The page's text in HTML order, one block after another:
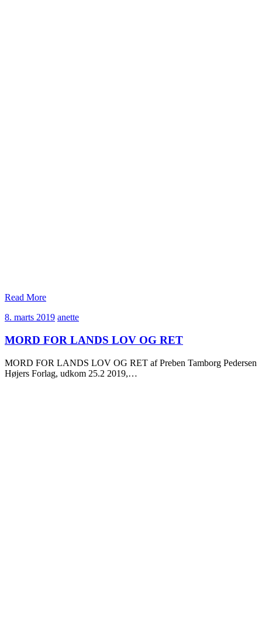
Read More
8. marts 20198.
2019
anetteanette
MORD FOR LANDS LOV OG RET
MORD FOR LANDS LOV OG RET af Preben Tamborg Pedersen
Højers Forlag, udkom 25.2 2019,…